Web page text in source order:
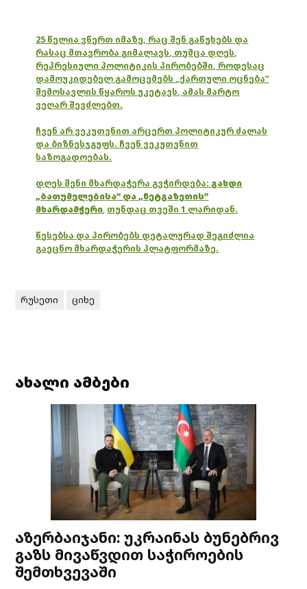
25 წელია ვწერთ იმაზე, რაც შენ გაწუხებს და
რასაც მთავრობა გიმალავს, თუმცა დღეს,
რეპრესიული პოლიტიკის პირობებში, როდესაც
დამოუკიდებელ გამოცემებს „ქართული ოცნება“
შემოსავლის წყაროს უკეტავს, ამას მარტო
ვეღარ შევძლებთ.
ჩვენ არ ვეკუთვნით არცერთ პოლიტიკურ ძალას
და ბიზნესჯგუფს. ჩვენ ვეკუთვნით
საზოგადოებას.
დღეს შენი მხარდაჭერა გვჭირდება: გახდი
„ბათუმელებისა“ და „ნეტგაზეთის“
მხარდამჭერი, თუნდაც თვეში 1 ლარიდან.
წესებსა და პირობებს დეტალურად შეგიძლია
გაეცნო მხარდაჭერის პლატფორმაზე.
რუსეთი ციხე
ახალი ამბები
აზერბაიჯანი: უკრაინას ბუნებრივ
გაზს მივაწვდით საჭიროების
შემთხვევაში